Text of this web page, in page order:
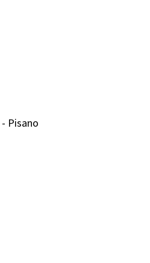
Pisano